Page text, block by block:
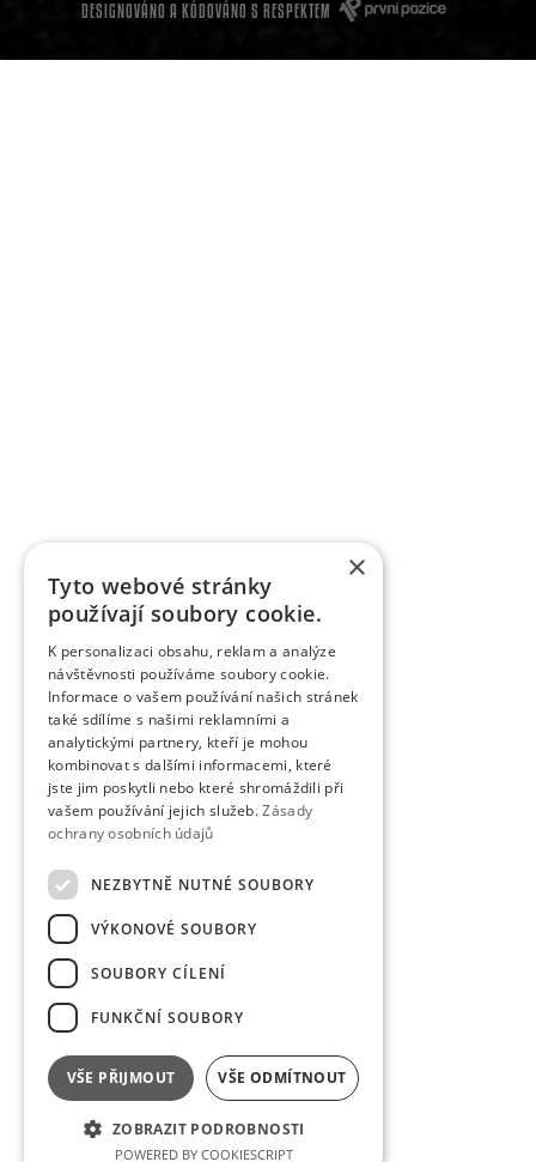
DESIGNOVÁNO A KÓDOVÁNO S RESPEKTEM
×
Tyto webové stránky
používají soubory cookie.
K personalizaci obsahu, reklam a analýze
návštěvnosti používáme soubory cookie.
Informace o vašem používání našich stránek
také sdílíme s našimi reklamními a
analytickými partnery, kteří je mohou
kombinovat s dalšími informacemi, které
jste jim poskytli nebo které shromáždili při
vašem používání jejich služeb.Zásady
ochrany osobních údajů
NEZBYTNĚ NUTNÉ SOUBORY
VÝKONOVÉ SOUBORY
SOUBORY CÍLENÍ
FUNKČNÍ SOUBORY
VŠE PŘIJMOUT VŠE ODMÍTNOUT
ZOBRAZIT PODROBNOSTI
POWERED BY COOKIESCRIPT